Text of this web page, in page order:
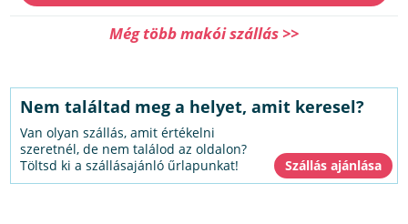
Még több makói szállás >>
Nem találtad meg a helyet, amit keresel?
Van olyan szállás, amit értékelni
szeretnél, de nem találod az oldalon?
Töltsd ki a szállásajánló űrlapunkat!